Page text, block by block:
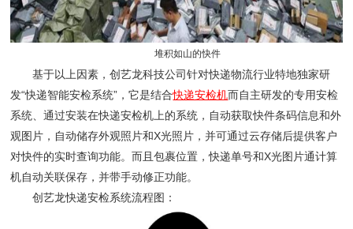
堆积如山的快件
基于以上因素，创艺龙科技公司针对快递物流行业特地独家研
发“快递智能安检系统”，它是结合快递安检机而自主研发的专用安检
系统、通过安装在快递安检机上的系统，自动获取快件条码信息和外
观图片，自动储存外观照片和X光照片，并可通过云存储后提供客户
对快件的实时查询功能。而且包裹位置，快递单号和X光图片通计算
机自动关联保存，并带手动修正功能。
创艺龙快递安检系统流程图：